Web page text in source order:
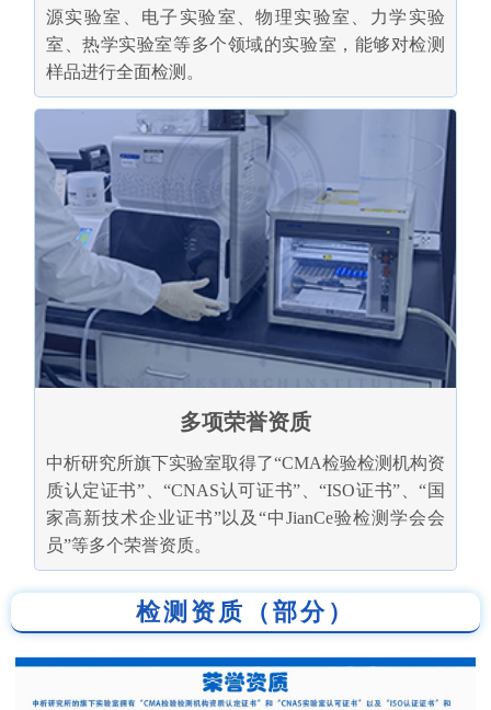
源实验室、电子实验室、物理实验室、力学实验
室、热学实验室等多个领域的实验室，能够对检测
样品进行全面检测。
多项荣誉资质
中析研究所旗下实验室取得了“CMA检验检测机构资
质认定证书”、“CNAS认可证书”、“ISO证书”、“国
家高新技术企业证书”以及“中JianCe验检测学会会
员”等多个荣誉资质。
检测资质（部分）